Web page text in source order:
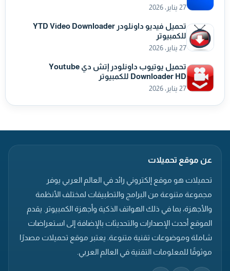
27 يناير، 2026
تحميل فيديو داونلودر YTD Video Downloader
للكمبيوتر
27 يناير، 2026
تحميل يوتيوب داونلودر إتش دي Youtube
Downloader HD للكمبيوتر
27 يناير، 2026
عن موقع تحميلات
تحميلات هو موقع إلكتروني رائد في العالم العربي يوفر
مجموعة متنوعة من البرامج والتطبيقات لمختلف الأنظمة
والأجهزة، بما في ذلك الهواتف الذكية وأجهزة الكمبيوتر. يقدم
الموقع أحدث الإصدارات والتحديثات بالإضافة إلى استعراضات
شاملة وموضوعات تقنية متنوعة. يعتبر موقع تحميلات مصدرًا
موثوقًا للمعلومات التقنية في العالم العربي.